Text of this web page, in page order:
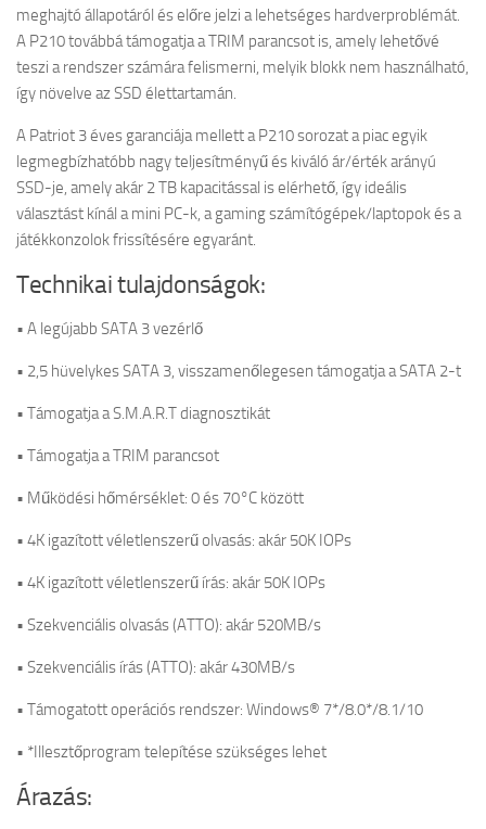
meghajtó állapotáról és előre jelzi a lehetséges hardverproblémát.
A P210 továbbá támogatja a TRIM parancsot is, amely lehetővé
teszi a rendszer számára felismerni, melyik blokk nem használható,
így növelve az SSD élettartamán.
A Patriot 3 éves garanciája mellett a P210 sorozat a piac egyik
legmegbízhatóbb nagy teljesítményű és kiváló ár/érték arányú
SSD-je, amely akár 2 TB kapacitással is elérhető, így ideális
választást kínál a mini PC-k, a gaming számítógépek/laptopok és a
játékkonzolok frissítésére egyaránt.
Technikai tulajdonságok:
• A legújabb SATA 3 vezérlő
• 2,5 hüvelykes SATA 3, visszamenőlegesen támogatja a SATA 2-t
• Támogatja a S.M.A.R.T diagnosztikát
• Támogatja a TRIM parancsot
• Működési hőmérséklet: 0 és 70°C között
• 4K igazított véletlenszerű olvasás: akár 50K IOPs
• 4K igazított véletlenszerű írás: akár 50K IOPs
• Szekvenciális olvasás (ATTO): akár 520MB/s
• Szekvenciális írás (ATTO): akár 430MB/s
• Támogatott operációs rendszer: Windows® 7*/8.0*/8.1/10
• *Illesztőprogram telepítése szükséges lehet
Árazás: